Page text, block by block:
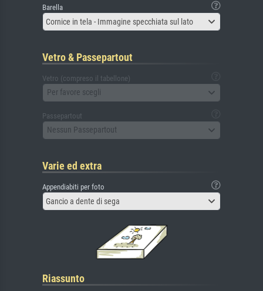
Barella
Cornice in tela - Immagine specchiata sul lato
Vetro & Passepartout
Vetro (compreso il tabellone)
Per favore scegli
Passepartout
Nessun Passepartout
Varie ed extra
Appendiabiti per foto
Gancio a dente di sega
Riassunto